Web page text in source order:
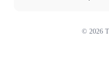
© 2026